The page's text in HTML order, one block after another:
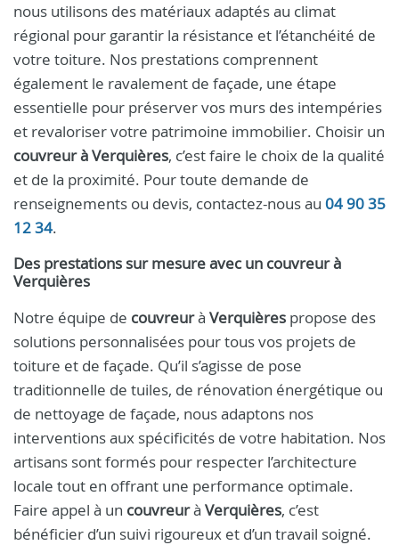
nous utilisons des matériaux adaptés au climat
régional pour garantir la résistance et l’étanchéité de
votre toiture. Nos prestations comprennent
également le ravalement de façade, une étape
essentielle pour préserver vos murs des intempéries
et revaloriser votre patrimoine immobilier. Choisir un
couvreur à Verquières, c’est faire le choix de la qualité
et de la proximité. Pour toute demande de
renseignements ou devis, contactez-nous au 04 90 35
12 34.
Des prestations sur mesure avec un couvreurà
Verquières
Notre équipe de couvreurà Verquières propose des
solutions personnalisées pour tous vos projets de
toiture et de façade. Qu’il s’agisse de pose
traditionnelle de tuiles, de rénovation énergétique ou
de nettoyage de façade, nous adaptons nos
interventions aux spécificités de votre habitation. Nos
artisans sont formés pour respecter l’architecture
locale tout en offrant une performance optimale.
Faire appel à un couvreurà Verquières, c’est
bénéficier d’un suivi rigoureux et d’un travail soigné.